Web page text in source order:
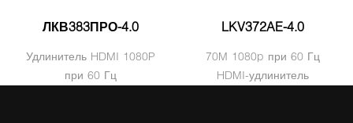
ЛКВ383ПРО-4.0
Удлинитель HDMI 1080P
при 60 Гц
LKV372AE-4.0
70M 1080p при 60 Гц
HDMI-удлинитель